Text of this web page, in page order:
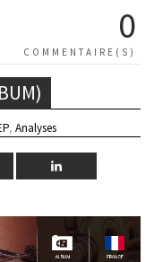
0
COMMENTAIRE(S)
, Analyses